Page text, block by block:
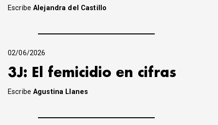
EscribeAlejandra del Castillo
02/06/2026
3J: El femicidio en cifras
EscribeAgustina Llanes